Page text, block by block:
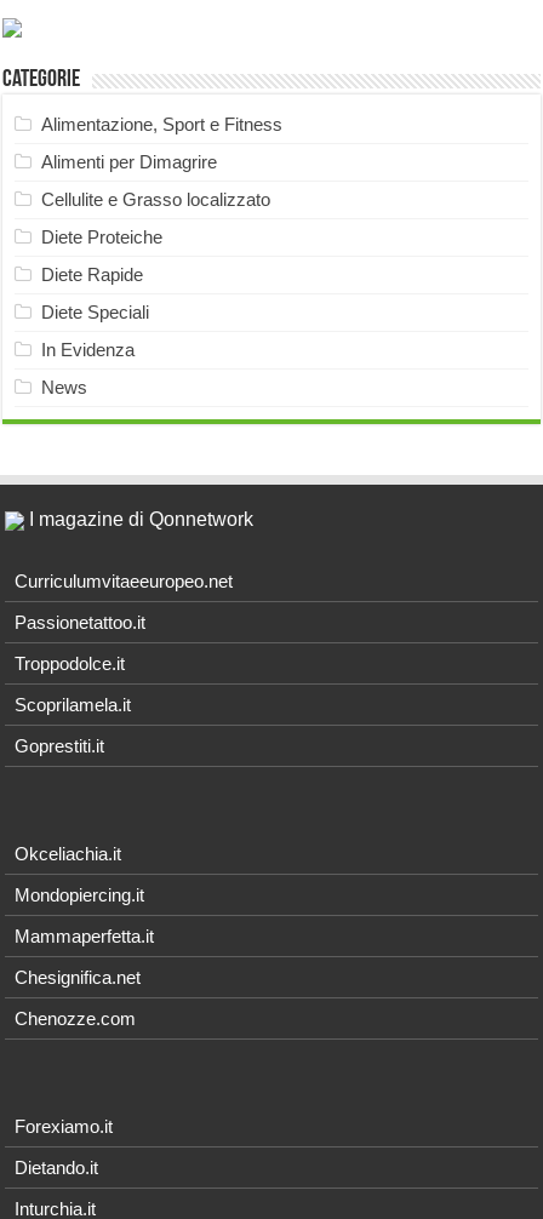
Categorie
Alimentazione, Sport e Fitness
Alimenti per Dimagrire
Cellulite e Grasso localizzato
Diete Proteiche
Diete Rapide
Diete Speciali
In Evidenza
News
I magazine di Qonnetwork
Curriculumvitaeeuropeo.net
Passionetattoo.it
Troppodolce.it
Scoprilamela.it
Goprestiti.it
Okceliachia.it
Mondopiercing.it
Mammaperfetta.it
Chesignifica.net
Chenozze.com
Forexiamo.it
Dietando.it
Inturchia.it